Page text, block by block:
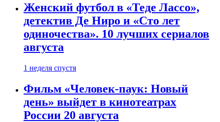
Женский футбол в «Теде Лассо»,
детектив Де Ниро и «Сто лет
одиночества». 10 лучших сериалов
августа
1 неделя спустя
Фильм «Человек-паук: Новый
день» выйдет в кинотеатрах
России 20 августа